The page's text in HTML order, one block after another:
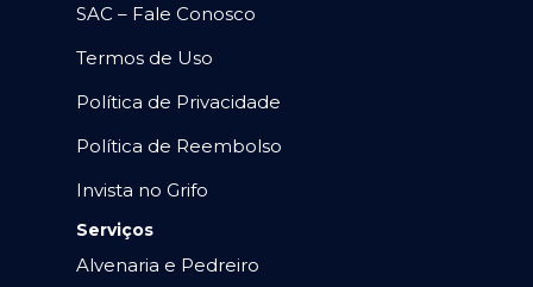
SAC – Fale Conosco
Termos de Uso
Política de Privacidade
Política de Reembolso
Invista no Grifo
Serviços
Alvenaria e Pedreiro